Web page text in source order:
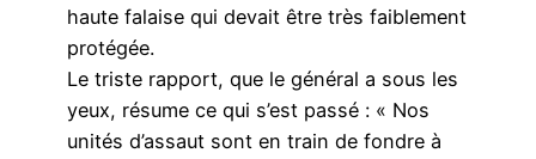
haute falaise qui devait être très faiblement
protégée.
Le triste rapport, que le général a sous les
yeux, résume ce qui s’est passé : « Nos
unités d’assaut sont en train de fondre à